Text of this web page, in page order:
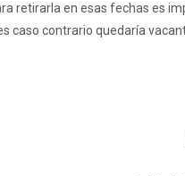
retirarla en esas fechas es
caso contrario quedaría